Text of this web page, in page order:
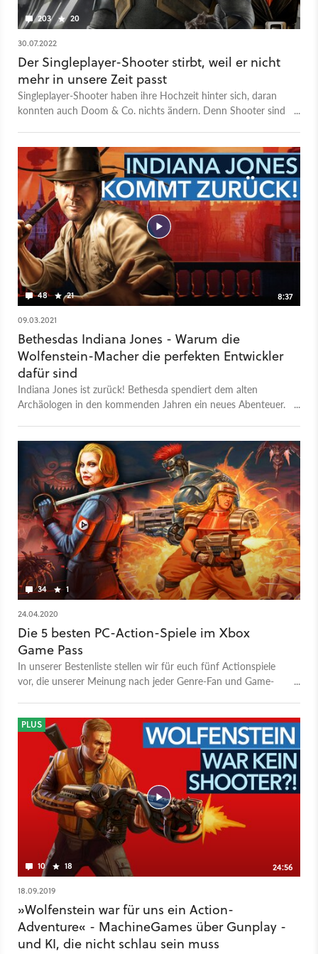
203 20
30.07.2022
Der Singleplayer-Shooter stirbt, weil er nicht
mehr in unsere Zeit passt
Singleplayer-Shooter haben ihre Hochzeit hinter sich, daran
konnten auch Doom & Co. nichts ändern. Denn Shooter sind
48 21
8:37
09.03.2021
Bethesdas Indiana Jones - Warum die
Wolfenstein-Macher die perfekten Entwickler
dafür sind
Indiana Jones ist zurück! Bethesda spendiert dem alten
Archäologen in den kommenden Jahren ein neues Abenteuer.
sondern MachineGames, die wir für die aktuelle Wolfenstein-
Serie kennen. Auf den ersten Blick wirkt diese Wahl etwas
seltsam, da die Shooter-Abenteuer von B.J. Blazkowicz nicht
viel mit dem kultigen Schlapphutträger gemein hat. Könnte
man zumindest meinen. Wenn man nämlich genauer
hinschaut, werden Stärken und Gemeinsamkeiten deutlich. In
dieser Kolumne zeige ich euch, dass MachineGames nicht nur
eine sehr gute, sondern vielmehr die aktuell beste Wahl für
Indy ist.
34 1
24.04.2020
Die 5 besten PC-Action-Spiele im Xbox
Game Pass
In unserer Bestenliste stellen wir für euch fünf Actionspiele
vor, die unserer Meinung nach jeder Genre-Fan und Game-
10 18 24:56
PLUS
18.09.2019
»Wolfenstein war für uns ein Action-
Adventure« - MachineGames über Gunplay -
und KI, die nicht schlau sein muss